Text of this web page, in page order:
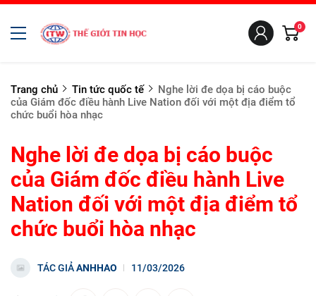
0
Trang chủ Tin tức quốc tế
Nghe lời đe dọa bị cáo buộc
của Giám đốc điều hành Live Nation đối với một địa điểm tổ
chức buổi hòa nhạc
Nghe lời đe dọa bị cáo buộc
của Giám đốc điều hành Live
Nation đối với một địa điểm tổ
chức buổi hòa nhạc
TÁC GIẢANHHAO 11/03/2026